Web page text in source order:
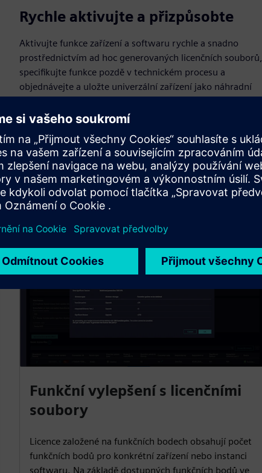
Rychle aktivujte a přizpůsobte
Aktivujte funkce zařízení a softwaru rychle a snadno
prostřednictvím ad hoc generovaných licenčních souborů,
specifikujte funkce pozdě v technickém procesu a
objednávejte a uložte univerzální zařízení jako náhradní
Funkční vylepšení s licenčními
soubory
Licence založené na funkčních bodech obsahují počet
funkčních bodů pro konkrétní zařízení nebo instanci
softwaru. Na základě dostupných funkčních bodů ve